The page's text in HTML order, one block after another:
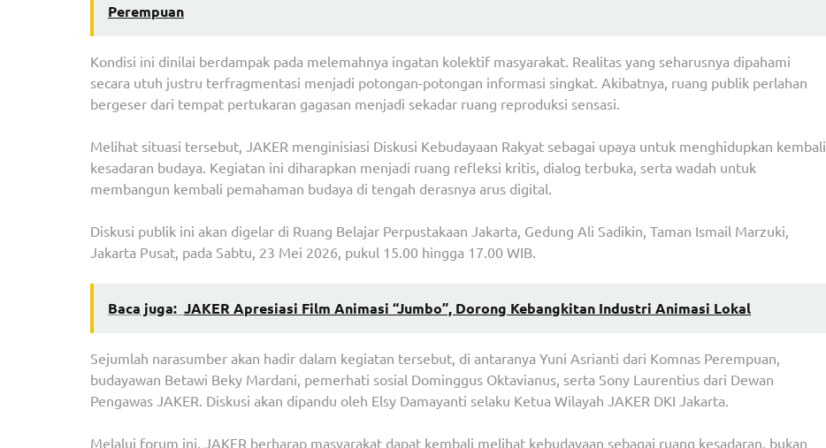
Perempuan
Kondisi ini dinilai berdampak pada melemahnya ingatan kolektif masyarakat. Realitas yang seharusnya dipahami
secara utuh justru terfragmentasi menjadi potongan-potongan informasi singkat. Akibatnya, ruang publik perlahan
bergeser dari tempat pertukaran gagasan menjadi sekadar ruang reproduksi sensasi.
Melihat situasi tersebut, JAKER menginisiasi Diskusi Kebudayaan Rakyat sebagai upaya untuk menghidupkan kembali
kesadaran budaya. Kegiatan ini diharapkan menjadi ruang refleksi kritis, dialog terbuka, serta wadah untuk
membangun kembali pemahaman budaya di tengah derasnya arus digital.
Diskusi publik ini akan digelar di Ruang Belajar Perpustakaan Jakarta, Gedung Ali Sadikin, Taman Ismail Marzuki,
Jakarta Pusat, pada Sabtu, 23 Mei 2026, pukul 15.00 hingga 17.00 WIB.
Baca juga: JAKER Apresiasi Film Animasi “Jumbo”, Dorong Kebangkitan Industri Animasi Lokal
Sejumlah narasumber akan hadir dalam kegiatan tersebut, di antaranya Yuni Asrianti dari Komnas Perempuan,
budayawan Betawi Beky Mardani, pemerhati sosial Dominggus Oktavianus, serta Sony Laurentius dari Dewan
Pengawas JAKER. Diskusi akan dipandu oleh Elsy Damayanti selaku Ketua Wilayah JAKER DKI Jakarta.
Melalui forum ini, JAKER berharap masyarakat dapat kembali melihat kebudayaan sebagai ruang kesadaran, bukan